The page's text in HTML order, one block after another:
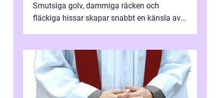
Smutsiga golv, dammiga räcken och
fläckiga hissar skapar snabbt en känsla av